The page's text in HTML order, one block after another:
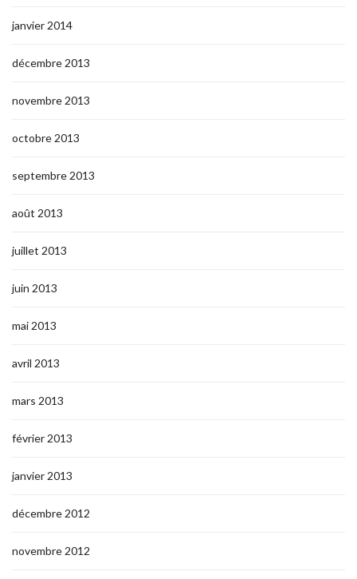
janvier 2014
décembre 2013
novembre 2013
octobre 2013
septembre 2013
août 2013
juillet 2013
juin 2013
mai 2013
avril 2013
mars 2013
février 2013
janvier 2013
décembre 2012
novembre 2012